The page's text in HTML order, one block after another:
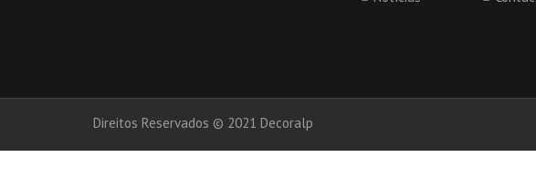
Direitos Reservados © 2021 Decoralp